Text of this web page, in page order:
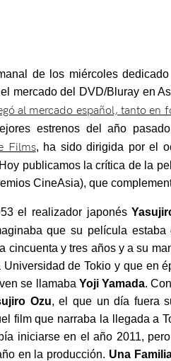
de los miércoles
mercado del DVD/Bluray en
al mercado español, tanto en
estrenos del año
Films, ha sido dirigida por el
publicamos la crítica de la
CineAsia), que
el realizador japonés
que su película
cincuenta y tres años y a su
Universidad de Tokio y que en
se llamaba Yoji Yamada.
Ozu, el que un día fuera
film que narraba la llegada a
iniciarse en el año 2011,
en la producción. Una